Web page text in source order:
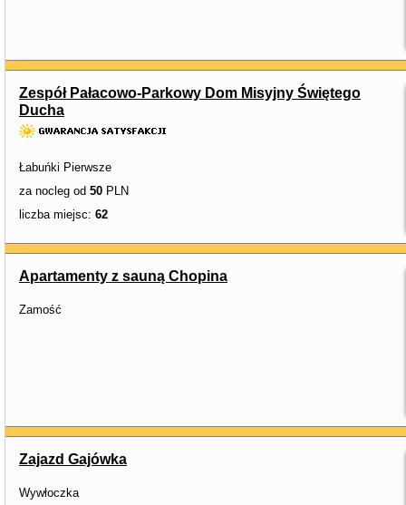
Zespół Pałacowo-Parkowy Dom Misyjny Świętego
Ducha
Łabuńki Pierwsze
za nocleg od 50 PLN
liczba miejsc: 62
Apartamenty z sauną Chopina
Zamość
Zajazd Gajówka
Wywłoczka